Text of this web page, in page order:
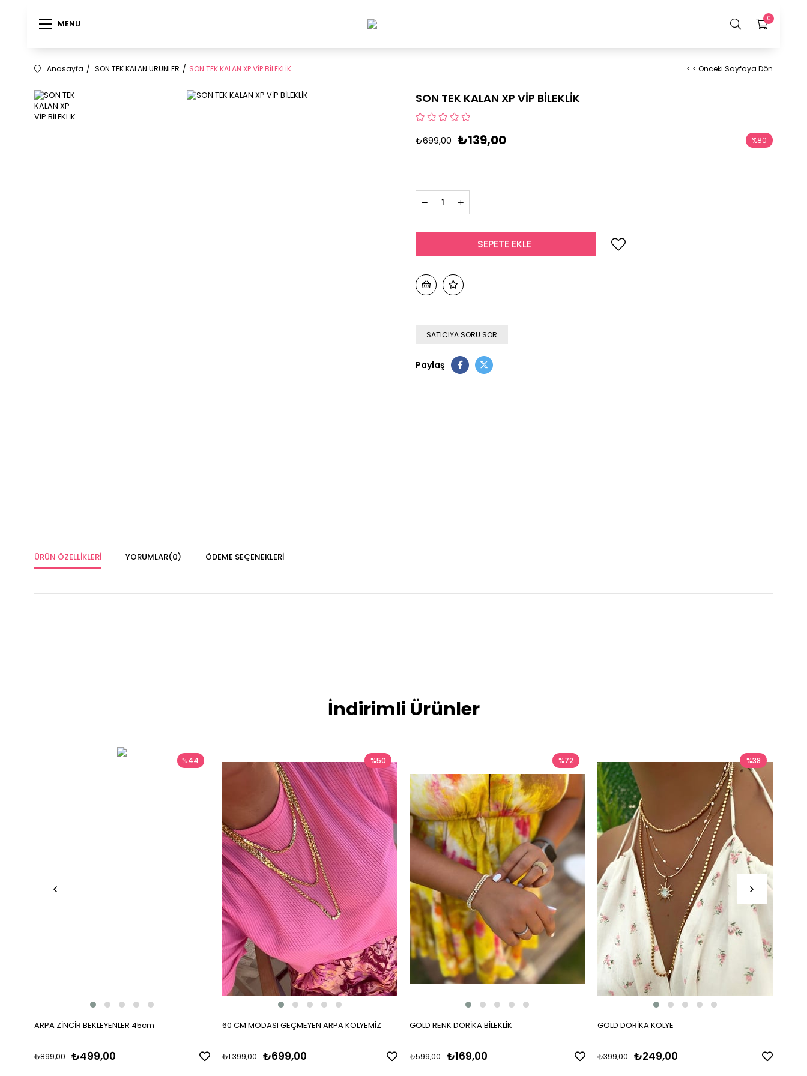
MENU
MENU 0
Anasayfa SON TEK KALAN ÜRÜNLER SON TEK KALAN XP VİP BİLEKLİK < < Önceki Sayfaya Dön
SON TEK KALAN XP VİP BİLEKLİK
₺699,00 ₺139,00 %80
SATICIYA SORU SOR
Paylaş
ÜRÜN ÖZELLIKLERI YORUMLAR(0) ÖDEME SEÇENEKLERI
İndirimli Ürünler
ARPA ZİNCİR BEKLEYENLER 45cm
₺499,00
₺899,00
%44
60 CM MODASI GEÇMEYEN ARPA KOLYEMİZ
₺699,00
₺1.399,00
%50
GOLD RENK DORİKA BİLEKLİK
₺169,00
₺599,00
%72
GOLD DORİKA KOLYE
₺249,00
₺399,00
%38